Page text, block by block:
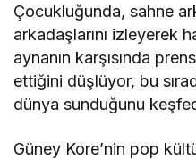
Çocukluğunda, sahne
arkadaşlarını izleyerek
aynanın karşısında
ettiğini düşlüyor, bu
dünya sunduğunu
Güney Kore’nin pop